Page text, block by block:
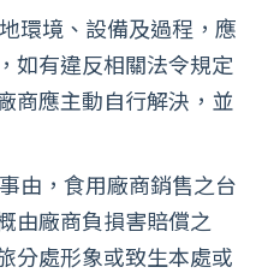
環境、設備及過程，應
如有違反相關法令規定
商應主動自行解決，並
由，食用廠商銷售之台
由廠商負損害賠償之
分處形象或致生本處或